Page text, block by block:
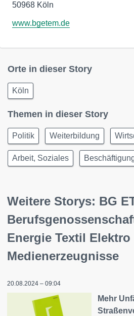
50968 Köln
www.bgetem.de
Orte in dieser Story
Köln
Themen in dieser Story
Politik Weiterbildung
Arbeit, Soziales
Weitere Storys: BG
Energie Textil Elektro
Medienerzeugnisse
20.08.2024 – 09:04
Mehr